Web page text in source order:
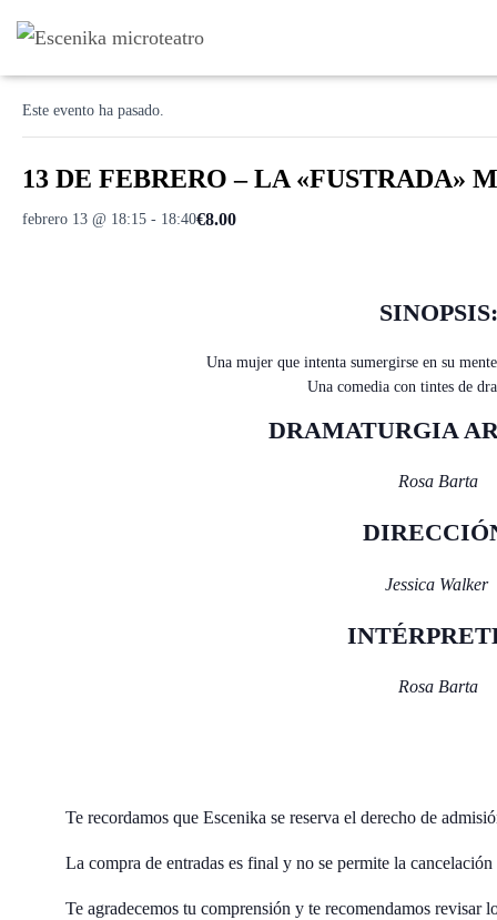
Este evento ha pasado.
13 DE FEBRERO – LA «FUSTRADA»
febrero 13 @ 18:15 - 18:40€8.00
SINOPSIS:
Una mujer que intenta sumergirse en su
Una comedia con tintes de
DRAMATURGIA
Rosa Barta
Jessica Walker
Rosa Barta
Te recordamos que Escenika se reserva el derecho de
La compra de entradas es final y no se permite la
Te agradecemos tu comprensión y te recomendamos revisar